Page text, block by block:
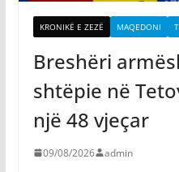
KRONIKË E ZEZË MAQEDONI
Breshëri
shtëpie në
një 48 vjeçar
09/08/2026 admin